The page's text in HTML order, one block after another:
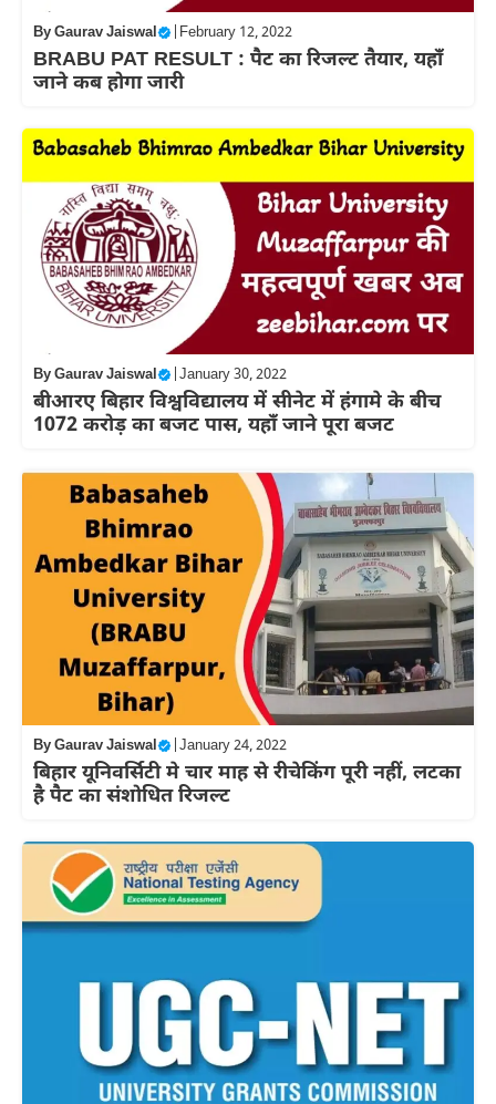
ByGaurav Jaiswal February 12, 2022
BRABU PAT RESULT : पैट का रिजल्ट तैयार, यहाँ
जाने कब होगा जारी
ByGaurav Jaiswal January 30, 2022
बीआरए बिहार विश्वविद्यालय में सीनेट में हंगामे के बीच
1072 करोड़ का बजट पास, यहाँ जाने पूरा बजट
ByGaurav Jaiswal January 24, 2022
बिहार यूनिवर्सिटी मे चार माह से रीचेकिंग पूरी नहीं, लटका
है पैट का संशोधित रिजल्ट